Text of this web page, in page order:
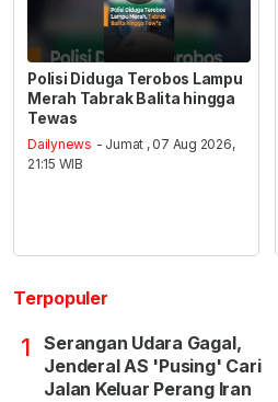
Polisi Diduga Terobos Lampu
Merah Tabrak Balita hingga
Tewas
Dailynews - Jumat , 07 Aug 2026,
21:15 WIB
Terpopuler
1
Serangan Udara Gagal,
Jenderal AS 'Pusing' Cari
Jalan Keluar Perang Iran